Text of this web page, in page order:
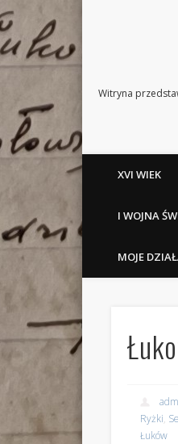
Witryna
XVI WIEK
I WOJNA
MOJE
Ryżki,
Łuków